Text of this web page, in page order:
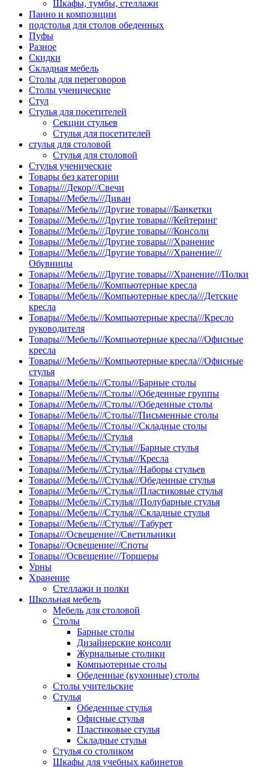
Шкафы, тумбы, стеллажи
Панно и композиции
подстолья для столов обеденных
Пуфы
Разное
Скидки
Складная мебель
Столы для переговоров
Столы ученические
Стул
Стулья для посетителей
Секции стульев
Стулья для посетителей
стулья для столовой
Стулья для столовой
Стулья ученические
Товары без категории
Товары///Декор///Свечи
Товары///Мебель///Диван
Товары///Мебель///Другие товары///Банкетки
Товары///Мебель///Другие товары///Кейтеринг
Товары///Мебель///Другие товары///Консоли
Товары///Мебель///Другие товары///Хранение
Товары///Мебель///Другие товары///Хранение///
Обувницы
Товары///Мебель///Другие товары///Хранение///Полки
Товары///Мебель///Компьютерные кресла
Товары///Мебель///Компьютерные кресла///Детские
кресла
Товары///Мебель///Компьютерные кресла///Кресло
руководителя
Товары///Мебель///Компьютерные кресла///Офисные
кресла
Товары///Мебель///Компьютерные кресла///Офисные
стулья
Товары///Мебель///Столы///Барные столы
Товары///Мебель///Столы///Обеденные группы
Товары///Мебель///Столы///Обеденные столы
Товары///Мебель///Столы///Письменные столы
Товары///Мебель///Столы///Складные столы
Товары///Мебель///Стулья
Товары///Мебель///Стулья///Барные стулья
Товары///Мебель///Стулья///Кресла
Товары///Мебель///Стулья///Наборы стульев
Товары///Мебель///Стулья///Обеденные стулья
Товары///Мебель///Стулья///Пластиковые стулья
Товары///Мебель///Стулья///Полубарные стулья
Товары///Мебель///Стулья///Складные стулья
Товары///Мебель///Стулья///Табурет
Товары///Освещение///Светильники
Товары///Освещение///Споты
Товары///Освещение///Торшеры
Урны
Хранение
Стеллажи и полки
Школьная мебель
Мебель для столовой
Столы
Барные столы
Дизайнерские консоли
Журнальные столики
Компьютерные столы
Обеденные (кухонные) столы
Столы учительские
Стулья
Обеденные стулья
Офисные стулья
Пластиковые стулья
Складные стулья
Стулья со столиком
Шкафы для учебных кабинетов